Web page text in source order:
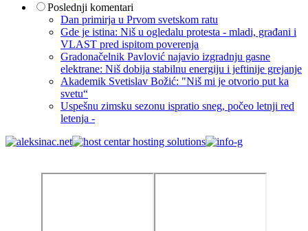
Poslednji komentari
Dan primirja u Prvom svetskom ratu
Gde je istina: Niš u ogledalu protesta - mladi, građani i
VLAST pred ispitom poverenja
Gradonačelnik Pavlović najavio izgradnju gasne
elektrane: Niš dobija stabilnu energiju i jeftinije grejanje
Akademik Svetislav Božić: "Niš mi je otvorio put ka
svetu“
Uspešnu zimsku sezonu ispratio sneg, počeo letnji red
letenja -